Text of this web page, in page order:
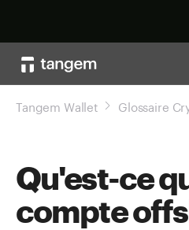
Tangem Wallet Glossaire
Qu'est-ce
compte